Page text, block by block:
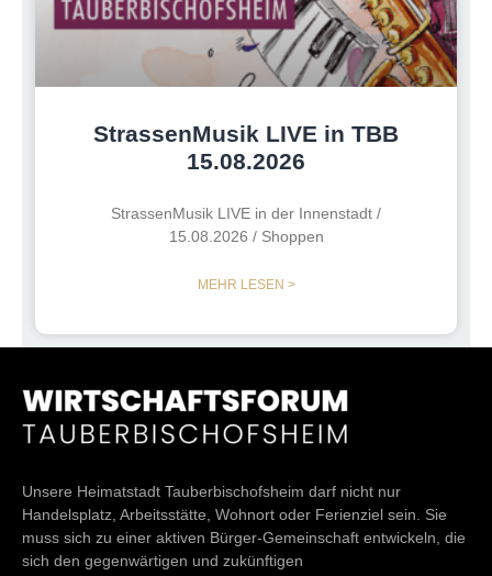
StrassenMusik LIVE in TBB
15.08.2026
StrassenMusik LIVE in der Innenstadt /
15.08.2026 / Shoppen
MEHR LESEN >
Unsere Heimatstadt Tauberbischofsheim darf nicht nur
Handelsplatz, Arbeitsstätte, Wohnort oder Ferienziel sein. Sie
muss sich zu einer aktiven Bürger-Gemeinschaft entwickeln, die
sich den gegenwärtigen und zukünftigen